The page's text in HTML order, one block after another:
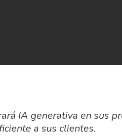
IA generativa en sus
a sus clientes.